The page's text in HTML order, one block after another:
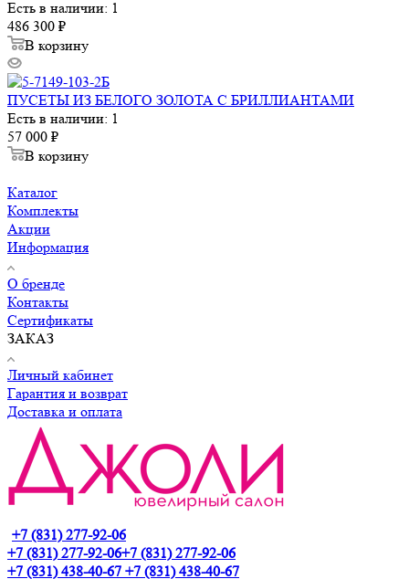
Есть в наличии: 1
486 300 ₽
В корзину
ПУСЕТЫ ИЗ БЕЛОГО ЗОЛОТА С БРИЛЛИАНТАМИ
Есть в наличии: 1
57 000 ₽
В корзину
Каталог
Комплекты
Акции
Информация
О бренде
Контакты
Сертификаты
ЗАКАЗ
Личный кабинет
Гарантия и возврат
Доставка и оплата
+7 (831) 277-92-06
+7 (831) 277-92-06+7 (831) 277-92-06
+7 (831) 438-40-67 +7 (831) 438-40-67